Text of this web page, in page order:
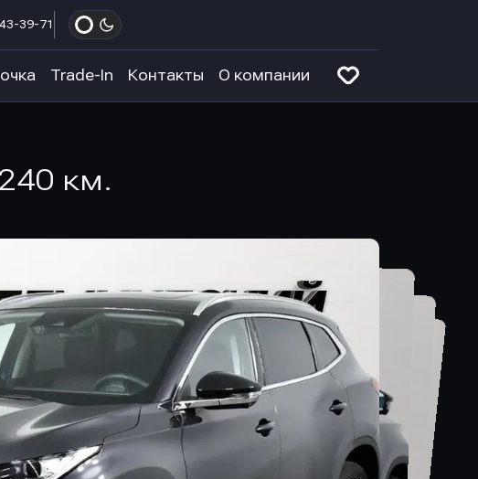
39-71
Trade-In Контакты О компании
км.